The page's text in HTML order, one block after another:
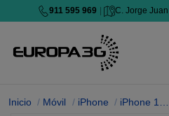
911 595 969 C. Jorge
Inicio Móvil iPhone iPhone 16e